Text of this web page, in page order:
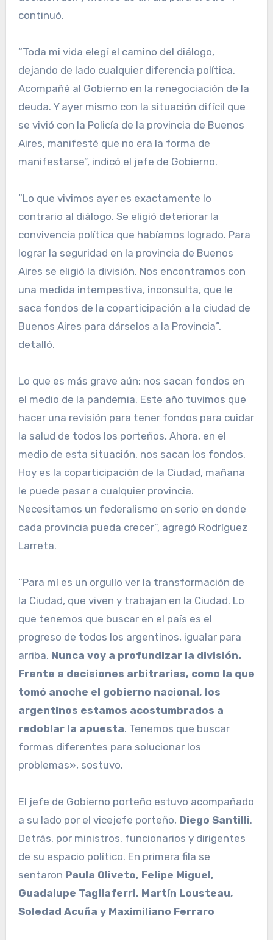
continuó.
“Toda mi vida elegí el camino del diálogo,
dejando de lado cualquier diferencia política.
Acompañé al Gobierno en la renegociación de la
deuda. Y ayer mismo con la situación difícil que
se vivió con la Policía de la provincia de Buenos
Aires, manifesté que no era la forma de
manifestarse”, indicó el jefe de Gobierno.
“Lo que vivimos ayer es exactamente lo
contrario al diálogo. Se eligió deteriorar la
convivencia política que habíamos logrado. Para
lograr la seguridad en la provincia de Buenos
Aires se eligió la división. Nos encontramos con
una medida intempestiva, inconsulta, que le
saca fondos de la coparticipación a la ciudad de
Buenos Aires para dárselos a la Provincia”,
detalló.
Lo que es más grave aún: nos sacan fondos en
el medio de la pandemia. Este año tuvimos que
hacer una revisión para tener fondos para cuidar
la salud de todos los porteños. Ahora, en el
medio de esta situación, nos sacan los fondos.
Hoy es la coparticipación de la Ciudad, mañana
le puede pasar a cualquier provincia.
Necesitamos un federalismo en serio en donde
cada provincia pueda crecer”, agregó Rodríguez
Larreta.
“Para mí es un orgullo ver la transformación de
la Ciudad, que viven y trabajan en la Ciudad. Lo
que tenemos que buscar en el país es el
progreso de todos los argentinos, igualar para
arriba. Nunca voy a profundizar la división.
Frente a decisiones arbitrarias, como la que
tomó anoche el gobierno nacional, los
argentinos estamos acostumbrados a
redoblar la apuesta. Tenemos que buscar
formas diferentes para solucionar los
problemas», sostuvo.
El jefe de Gobierno porteño estuvo acompañado
a su lado por el vicejefe porteño, Diego Santilli.
Detrás, por ministros, funcionarios y dirigentes
de su espacio político. En primera fila se
sentaron Paula Oliveto, Felipe Miguel,
Guadalupe Tagliaferri, Martín Lousteau,
Soledad Acuña y Maximiliano Ferraro